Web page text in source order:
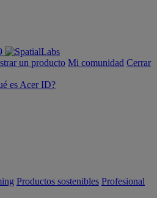
un producto Mi comunidad Cerrar
es Acer ID?
Productos sostenibles Profesional